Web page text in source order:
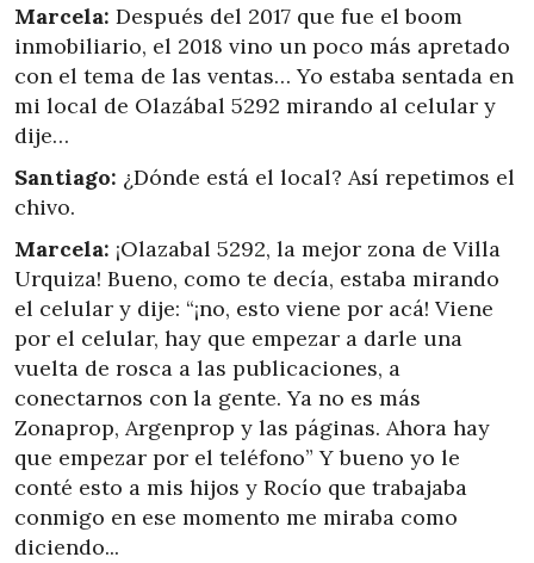
Marcela: Después del 2017 que fue el boom
inmobiliario, el 2018 vino un poco más apretado
con el tema de las ventas… Yo estaba sentada en
mi local de Olazábal 5292 mirando al celular y
dije…
Santiago: ¿Dónde está el local? Así repetimos el
chivo.
Marcela: ¡Olazabal 5292, la mejor zona de Villa
Urquiza! Bueno, como te decía, estaba mirando
el celular y dije: “¡no, esto viene por acá! Viene
por el celular, hay que empezar a darle una
vuelta de rosca a las publicaciones, a
conectarnos con la gente. Ya no es más
Zonaprop, Argenprop y las páginas. Ahora hay
que empezar por el teléfono” Y bueno yo le
conté esto a mis hijos y Rocío que trabajaba
conmigo en ese momento me miraba como
diciendo...